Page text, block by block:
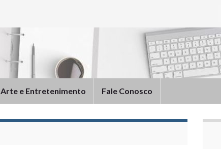
Arte e Entretenimento Fale Conosco